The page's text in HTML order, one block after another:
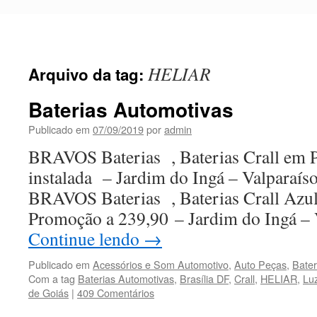
Arquivo da tag: HELIAR
Baterias Automotivas
Publicado em 07/09/2019poradmin
BRAVOS Baterias , Baterias Crall em
instalada – Jardim do Ingá –
BRAVOS Baterias , Baterias Crall
Promoção a 239,90 – Jardim do Ingá
Continue lendo →
Publicado em Acessórios e Som Automotivo, Auto Peças,
Com a tag Baterias Automotivas, Brasília DF, Crall, HELIAR,
de Goiás | 409 Comentários